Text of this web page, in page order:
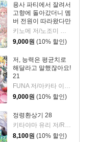
용사 파티에서 잘려서
고향에 돌아갔더니 멤
버 전원이 따라왔다만
5
9,000원 (10% 할인)
저, 능력은 평균치로
해달라고 말했잖아요!
21
FUNA 저/아카타 이츠키 그림/조민정 역
9,000원 (10% 할인)
정령환상기 28
8,100원 (10% 할인)